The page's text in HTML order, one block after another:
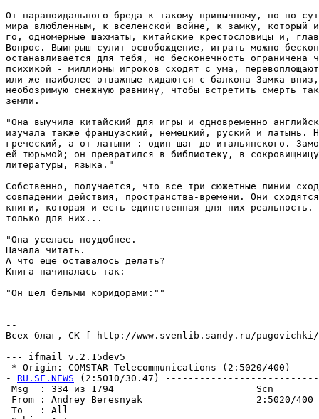
От параноидального бреда к такому привычному, но по
мира влюбленным, к вселенской войне, к замку,
го, одномерные шахматы, китайские крестословицы и,
Вопрос. Выигрыш сулит освобождение, играть можно
останавливается для тебя, но бесконечность ограничена
психикой - миллионы игроков сходят с ума,
или же наиболее отважные кидаются с балкона Замка
необозримую снежную равнину, чтобы встретить смерть
земли.
"Она выучила китайский для игры и одновременно
изучала также французский, немецкий, руский и латынь.
греческий, а от латыни : один шаг до итальянского.
ей тюрьмой; он превратился в библиотеку, в
литературы, языка."
Собственно, получается, что все три сюжетные линии
совпадении действия, пространства-времени. Они
книги, которая и есть единственная для них
только для них...
"Она уселась поудобнее.
Начала читать.
А что еще оставалось делать?
Книга начиналась так:
"Он шел белыми коридорами:""
--
Всех благ, СК [ http://www.svenlib.sandy.ru/
--- ifmail v.2.15dev5
* Origin: COMSTAR Telecommunications (2:5020/400)
- RU.SF.NEWS (2:5010/30.47)
Msg  : 334 из 1794
From : Andrey Beresnyak                    2:5020/400
To   : All